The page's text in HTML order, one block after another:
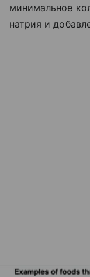
минимальное
натрия и